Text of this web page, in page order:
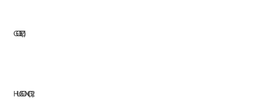
GOELZ1
HUGONG12